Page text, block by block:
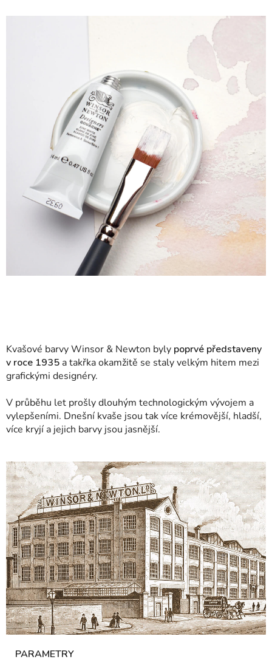
Kvašové barvy Winsor & Newton byly poprvé představeny
v roce 1935 a takřka okamžitě se staly velkým hitem mezi
grafickými designéry.
V průběhu let prošly dlouhým technologickým vývojem a
vylepšeními. Dnešní kvaše jsou tak více krémovější, hladší,
více kryjí a jejich barvy jsou jasnější.